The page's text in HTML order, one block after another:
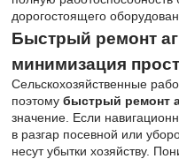
дорогостоящего
Быстрый ремонт
минимизация
Сельскохозяйственные
поэтомубыстрый ремонт
значение. Если
в разгар посевной или
несут убытки хозяйству.